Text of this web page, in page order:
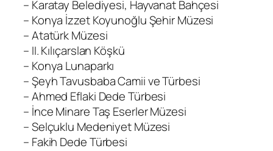
– Karatay Belediyesi, Hayvanat Bahçesi
– Konya İzzet Koyunoğlu Şehir Müzesi
– Atatürk Müzesi
– II. Kılıçarslan Köşkü
– Konya Lunaparkı
– Şeyh Tavusbaba Camii ve Türbesi
– Ahmed Eflaki Dede Türbesi
– İnce Minare Taş Eserler Müzesi
– Selçuklu Medeniyet Müzesi
– Fakih Dede Türbesi